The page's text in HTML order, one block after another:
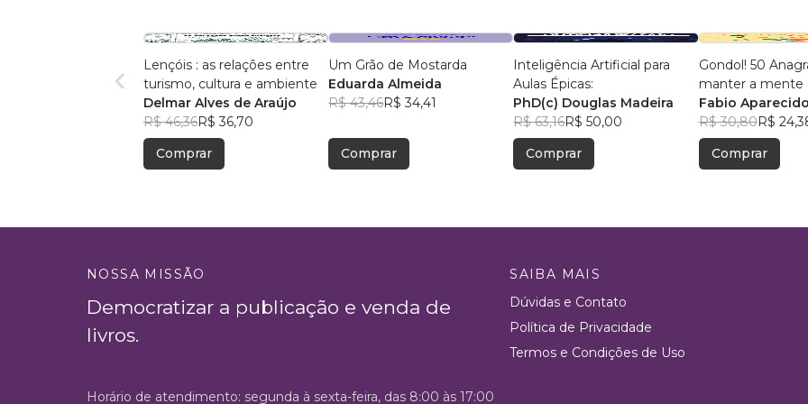
Lençóis : as relações entre
turismo, cultura e ambiente
Delmar Alves de Araújo
R$ 46,36R$ 36,70
Comprar
Um Grão de Mostarda
Eduarda Almeida
R$ 43,46R$ 34,41
Comprar
Inteligência Artificial para
Aulas Épicas:
PhD(c) Douglas Madeira
R$ 63,16R$ 50,00
Comprar
Gondol! 50
manter a mente
Fabio
R$ 30,80R$
Comprar
NOSSA MISSÃO
Democratizar a publicação e venda de
livros.
SAIBA MAIS
Dúvidas e Contato
Política de Privacidade
Termos e Condições de Uso
Horário de atendimento: segunda à sexta-feira, das 8:00 às 17:00